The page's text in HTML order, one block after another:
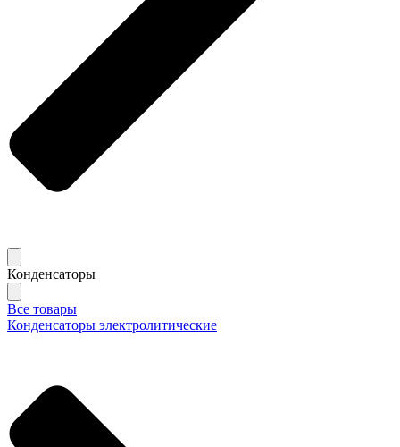
Конденсаторы
Все товары
Конденсаторы электролитические